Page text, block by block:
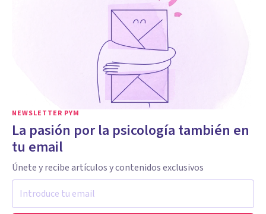
NEWSLETTER PYM
La pasión por la psicología también en
tu email
Únete y recibe artículos y contenidos exclusivos